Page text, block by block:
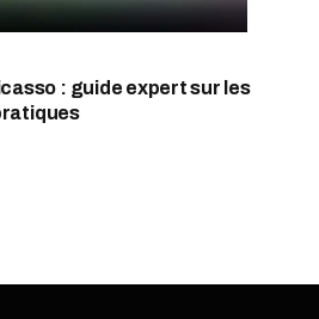
: guide expert sur les